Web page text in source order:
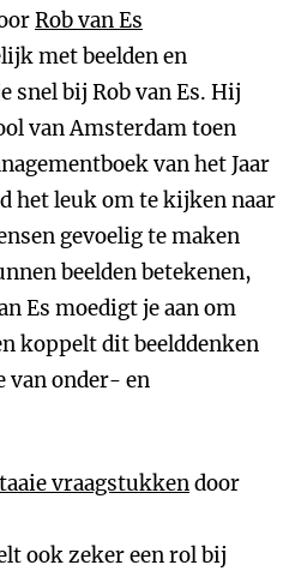
Rob van Es
met beelden en
snel bij Rob van Es. Hij
van Amsterdam toen
van het Jaar
het leuk om te kijken naar
gevoelig te maken
beelden betekenen,
Es moedigt je aan om
koppelt dit beelddenken
van onder- en
vraagstukkendoor
ook zeker een rol bij